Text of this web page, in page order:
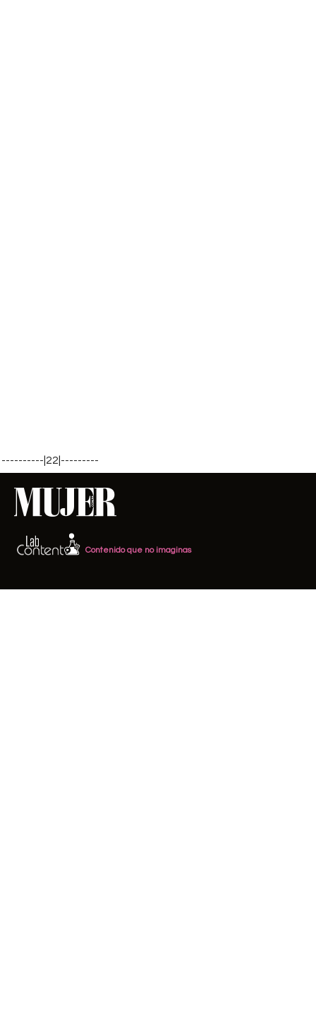
----------|22|---------
Contenido que no imaginas